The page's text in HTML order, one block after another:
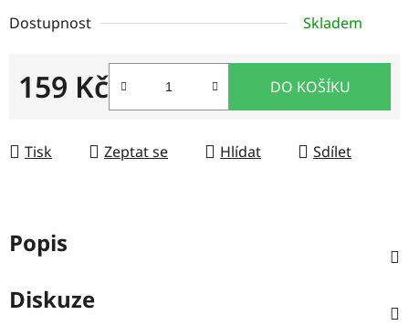
Dostupnost Skladem
159 Kč DO KOŠÍKU
Tisk Zeptat se Hlídat Sdílet
Popis
Diskuze